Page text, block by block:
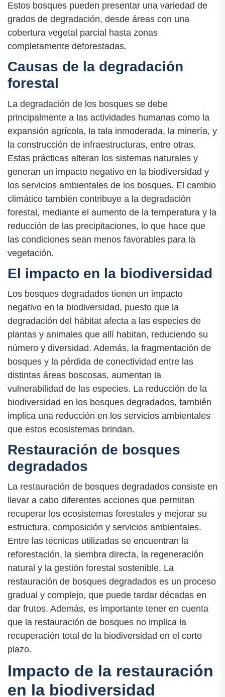
Estos bosques pueden presentar una variedad de
grados de degradación, desde áreas con una
cobertura vegetal parcial hasta zonas
completamente deforestadas.
Causas de la degradación
forestal
La degradación de los bosques se debe
principalmente a las actividades humanas como la
expansión agrícola, la tala inmoderada, la minería, y
la construcción de infraestructuras, entre otras.
Estas prácticas alteran los sistemas naturales y
generan un impacto negativo en la biodiversidad y
los servicios ambientales de los bosques. El cambio
climático también contribuye a la degradación
forestal, mediante el aumento de la temperatura y la
reducción de las precipitaciones, lo que hace que
las condiciones sean menos favorables para la
vegetación.
El impacto en la biodiversidad
Los bosques degradados tienen un impacto
negativo en la biodiversidad, puesto que la
degradación del hábitat afecta a las especies de
plantas y animales que allí habitan, reduciendo su
número y diversidad. Además, la fragmentación de
bosques y la pérdida de conectividad entre las
distintas áreas boscosas, aumentan la
vulnerabilidad de las especies. La reducción de la
biodiversidad en los bosques degradados, también
implica una reducción en los servicios ambientales
que estos ecosistemas brindan.
Restauración de bosques
degradados
La restauración de bosques degradados consiste en
llevar a cabo diferentes acciones que permitan
recuperar los ecosistemas forestales y mejorar su
estructura, composición y servicios ambientales.
Entre las técnicas utilizadas se encuentran la
reforestación, la siembra directa, la regeneración
natural y la gestión forestal sostenible. La
restauración de bosques degradados es un proceso
gradual y complejo, que puede tardar décadas en
dar frutos. Además, es importante tener en cuenta
que la restauración de bosques no implica la
recuperación total de la biodiversidad en el corto
plazo.
Impacto de la restauración
en la biodiversidad